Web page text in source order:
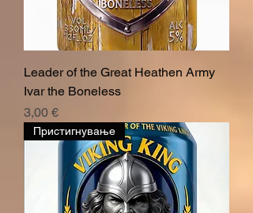
Leader of the Great Heathen Army
Ivar the Boneless
Price
3,00 €
Пристигнување